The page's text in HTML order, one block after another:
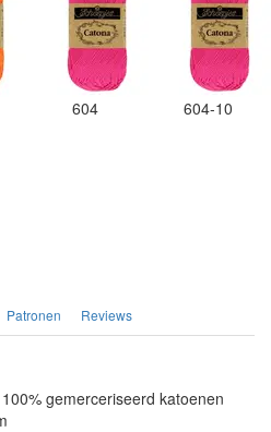
604 604-10
Patronen Reviews
gemerceriseerd katoenen